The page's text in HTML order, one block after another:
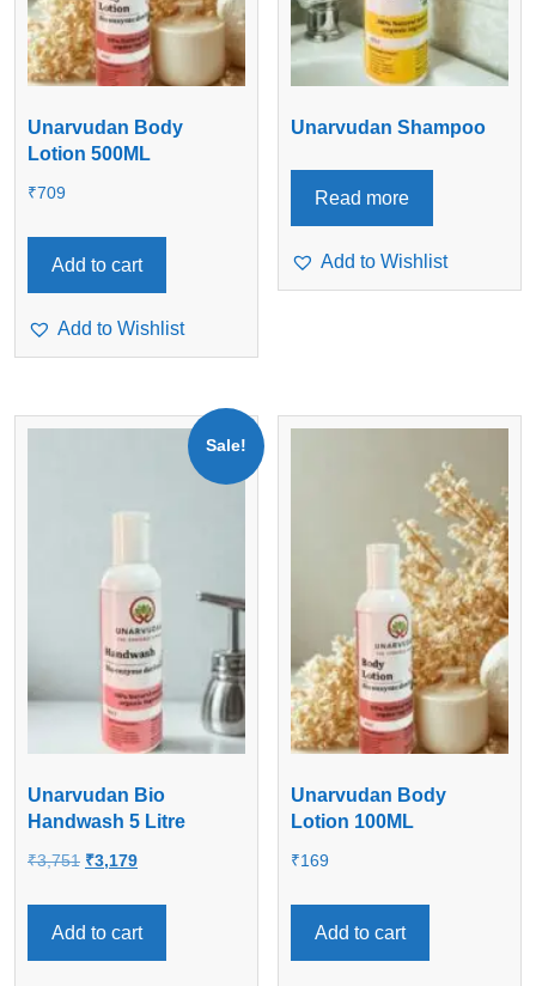
Unarvudan Body
Lotion 500ML
₹709
Add to cart
Add to Wishlist
Unarvudan Shampoo
Read more
Add to Wishlist
Sale!
Unarvudan Bio
Handwash 5 Litre
₹3,751 Original
was:
₹3,751.
₹3,179Current
is:
₹3,179.
Add to cart
Unarvudan Body
Lotion 100ML
₹169
Add to cart